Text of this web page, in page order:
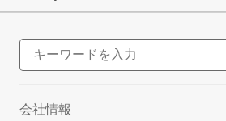
会社情報